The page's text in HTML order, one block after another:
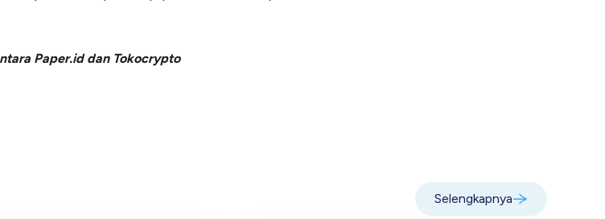
Paper.id dan Tokocrypto
Selengkapnya